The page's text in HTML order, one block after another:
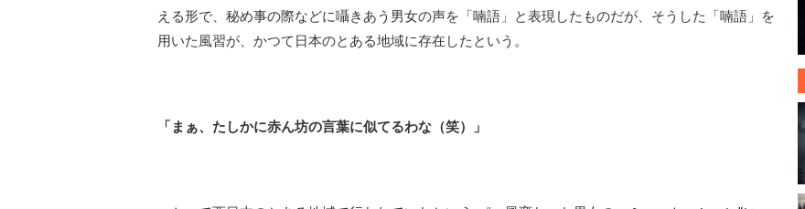
える形で、秘め事の際などに囁きあう男女の声を「喃語」と表現したものだが、そうした「喃語」を
用いた風習が、かつて日本のとある地域に存在したという。
「まぁ、たしかに赤ん坊の言葉に似てるわな（笑）」